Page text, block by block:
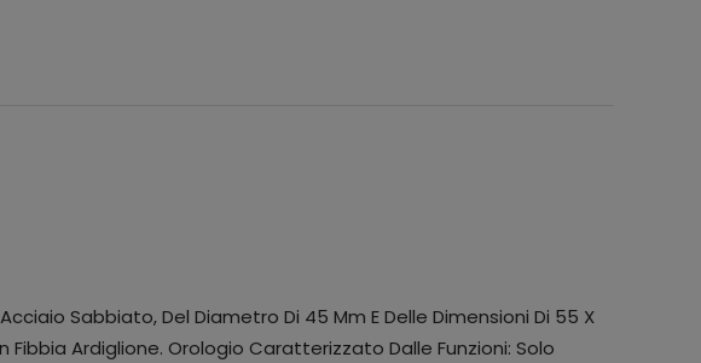
Sabbiato, Del Diametro Di 45 Mm E Delle Dimensioni Di 55 X
Fibbia Ardiglione. Orologio Caratterizzato Dalle Funzioni: Solo